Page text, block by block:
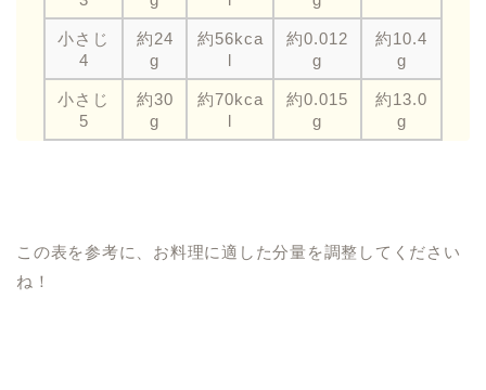
小さじ
4
約24
g
約56kca
l
約0.012
g
約10.4
g
小さじ
5
約30
g
約70kca
l
約0.015
g
約13.0
g
この表を参考に、お料理に適した分量を調整してください
ね！